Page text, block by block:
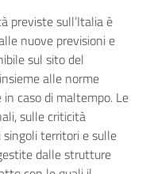
previste sull’Italia è
nuove previsioni e
sul sito del
alle norme
caso di maltempo. Le
sulle criticità
singoli territori e sulle
dalle strutture